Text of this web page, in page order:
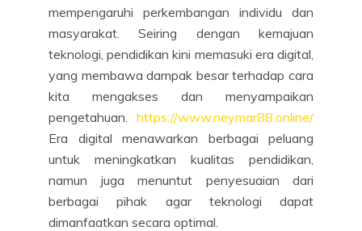
mempengaruhi perkembangan individu dan
masyarakat. Seiring dengan kemajuan
teknologi, pendidikan kini memasuki era digital,
yang membawa dampak besar terhadap cara
kita mengakses dan menyampaikan
pengetahuan. https://www.neymar88.online/
Era digital menawarkan berbagai peluang
untuk meningkatkan kualitas pendidikan,
namun juga menuntut penyesuaian dari
berbagai pihak agar teknologi dapat
dimanfaatkan secara optimal.